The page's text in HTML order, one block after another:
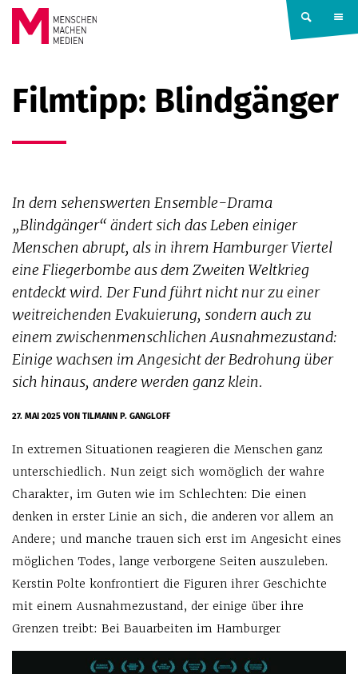
Springe zum Inhalt
MACHEN
MEDIEN
Filmtipp: Blindgänger
In dem sehenswerten Ensemble-Drama
„Blindgänger“ ändert sich das Leben einiger
Menschen abrupt, als in ihrem Hamburger Viertel
eine Fliegerbombe aus dem Zweiten Weltkrieg
entdeckt wird. Der Fund führt nicht nur zu einer
weitreichenden Evakuierung, sondern auch zu
einem zwischenmenschlichen Ausnahmezustand:
Einige wachsen im Angesicht der Bedrohung über
sich hinaus, andere werden ganz klein.
27. MAI 2025VON TILMANN P. GANGLOFF
In extremen Situationen reagieren die Menschen ganz
unterschiedlich. Nun zeigt sich womöglich der wahre
Charakter, im Guten wie im Schlechten: Die einen
denken in erster Linie an sich, die anderen vor allem an
Andere; und manche trauen sich erst im Angesicht eines
möglichen Todes, lange verborgene Seiten auszuleben.
Kerstin Polte konfrontiert die Figuren ihrer Geschichte
mit einem Ausnahmezustand, der einige über ihre
Grenzen treibt: Bei Bauarbeiten im Hamburger